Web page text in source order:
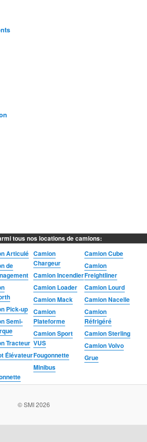
tous nos locations de camions:
Articulé Camion
Chargeur
Camion Cube
de
Camion
Freightliner
Camion Incendier
Camion Loader
Camion Lourd
Camion Mack
Camion Nacelle
Pick-up
Camion
Plateforme
Camion
Réfrigéré
Semi-
Camion Sport
VUS
Camion Sterling
Tracteur
Camion Volvo
ÉlévateurFougonnette
Grue
Minibus
© SMI 2026